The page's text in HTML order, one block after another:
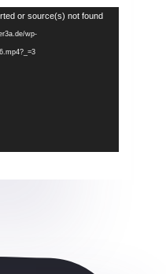
or source(s) not found
wp-